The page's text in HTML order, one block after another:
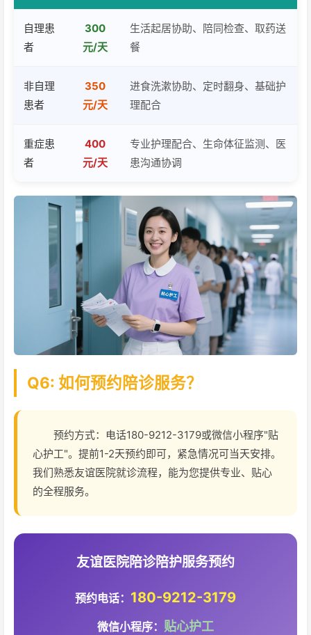
自理患
者
300
元/天
生活起居协助、陪同检查、取药送
餐
非自理
患者
350
元/天
进食洗漱协助、定时翻身、基础护
理配合
重症患
者
400
元/天
专业护理配合、生命体征监测、医
患沟通协调
Q6: 如何预约陪诊服务？
预约方式：电话180-9212-3179或微信小程序"贴
心护工"。提前1-2天预约即可，紧急情况可当天安排。
我们熟悉友谊医院就诊流程，能为您提供专业、贴心
的全程服务。
友谊医院陪诊陪护服务预约
预约电话： 180-9212-3179
微信小程序： 贴心护工